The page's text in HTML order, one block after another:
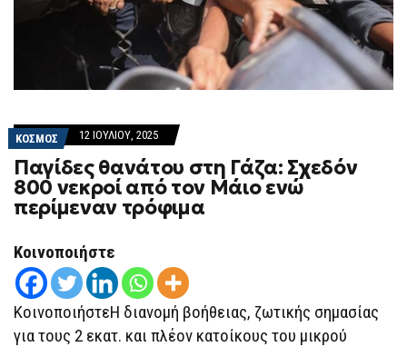
ΚΟΣΜΟΣ 12 ΙΟΥΛΊΟΥ, 2025
Παγίδες θανάτου στη Γάζα: Σχεδόν
800 νεκροί από τον Μάιο ενώ
περίμεναν τρόφιμα
Κοινοποιήστε
ΚοινοποιήστεΗ διανομή βοήθειας, ζωτικής σημασίας
για τους 2 εκατ. και πλέον κατοίκους του μικρού